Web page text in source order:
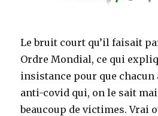
Le bruit court qu’il faisait
Ordre Mondial, ce qui
insistance pour que chacun
anti-covid qui, on le sait
beaucoup de victimes. Vrai